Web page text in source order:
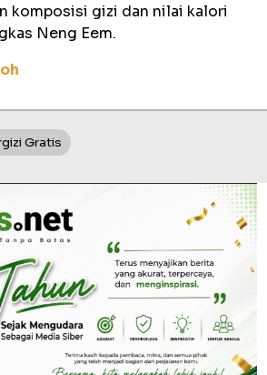
komposisi gizi dan nilai kalori
Neng Eem.
Gratis